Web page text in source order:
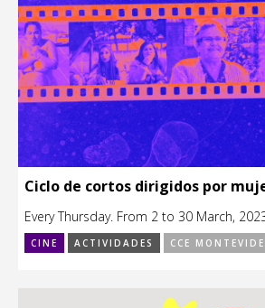
Ciclo de cortos dirigidos por
Every Thursday. From 2 to 30 March,
CINE ACTIVIDADES CCE